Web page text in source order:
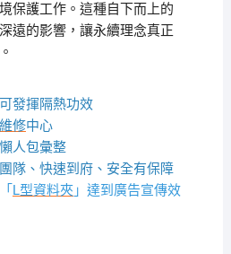
保護工作。這種自下而上的
遠的影響，讓永續理念真正
發揮隔熱功效
修中心
人包彙整
隊、快速到府、安全有保障
L型資料夾」達到廣告宣傳效